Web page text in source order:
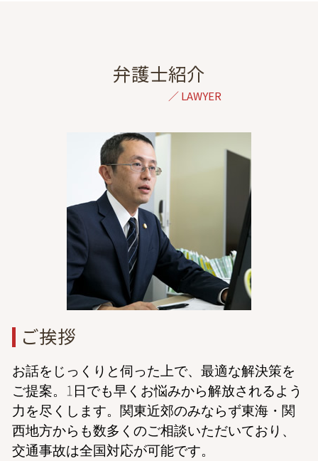
交通事故 ptsd
後遺障害等級認定 申請
症状固定後 治療費
むちうち 症状固定
飛び出し 事故
休業損害 通院
養育費 公正証書 減額
浮気相手 慰謝料
離婚 慰謝料 決め方
婚約前 浮気
養育費 調停
養育費 強制執行
調停 裁判
調停 不調 訴訟
養育費 払わない 公正証書
民事再生 弁護士 相談 港区
家事事件 弁護士 相談 東京
債務整理 弁護士 相談 東京
一般民事 弁護士 相談 東京
離婚 弁護士 相談 埼玉
交通事故 弁護士 相談 東京
刑事事件 弁護士 相談 港区
民事再生 弁護士 相談 東京
債権回収 弁護士 相談 港区
債務整理 弁護士 相談 港区
dv 離婚 弁護士 東京
家事事件 弁護士 相談 港区
成年後見 弁護士 相談 港区
弁護士紹介
ご挨拶
お話をじっくりと伺った上で、最適な解決策を
ご提案。1日でも早くお悩みから解放されるよう
力を尽くします。関東近郊のみならず東海・関
西地方からも数多くのご相談いただいており、
交通事故は全国対応が可能です。